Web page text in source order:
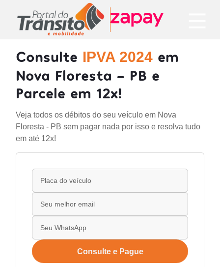
Consulte IPVA 2024 em
Nova Floresta - PB e
Parcele em 12x!
Veja todos os débitos do seu veículo em Nova
Floresta - PB sem pagar nada por isso e resolva tudo
em até 12x!
Consulte e Pague